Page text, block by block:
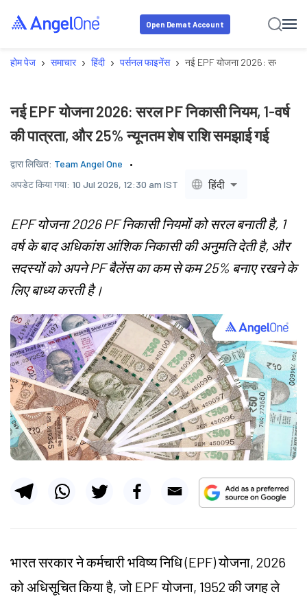
Open Demat Account
होम पेज › समाचार › हिंदी › पर्सनल फाइनेंस › नई EPF योजना 2026: सरल PF
नई EPF योजना 2026: सरल PF निकासी नियम, 1-वर्ष
की पात्रता, और 25% न्यूनतम शेष राशि समझाई गई
द्वारा लिखित: Team Angel One
अपडेट किया गया: 10 Jul 2026, 12:30 am IST हिंदी
EPF योजना 2026 PF निकासी नियमों को सरल बनाती है, 1
वर्ष के बाद अधिकांश आंशिक निकासी की अनुमति देती है, और
सदस्यों को अपने PF बैलेंस का कम से कम 25% बनाए रखने के
लिए बाध्य करती है।
भारत सरकार ने कर्मचारी भविष्य निधि (EPF) योजना, 2026
को अधिसूचित किया है, जो EPF योजना, 1952 की जगह ले